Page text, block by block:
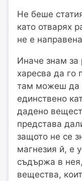
Не беше
като отварях
не е
Иначе знам за
харесва да го
там можеш да
единствено
дадено
представа
защото не се
магнезия й, е
съдържа в
вещества,